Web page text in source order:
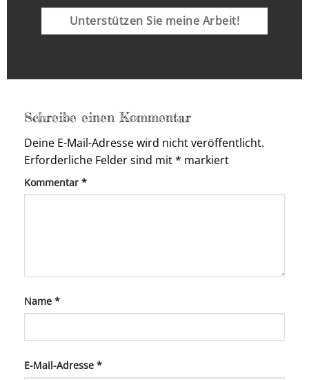
Unterstützen Sie meine Arbeit!
Schreibe einen Kommentar
Deine E-Mail-Adresse wird nicht veröffentlicht.
Erforderliche Felder sind mit* markiert
Kommentar *
Name *
E-Mail-Adresse *